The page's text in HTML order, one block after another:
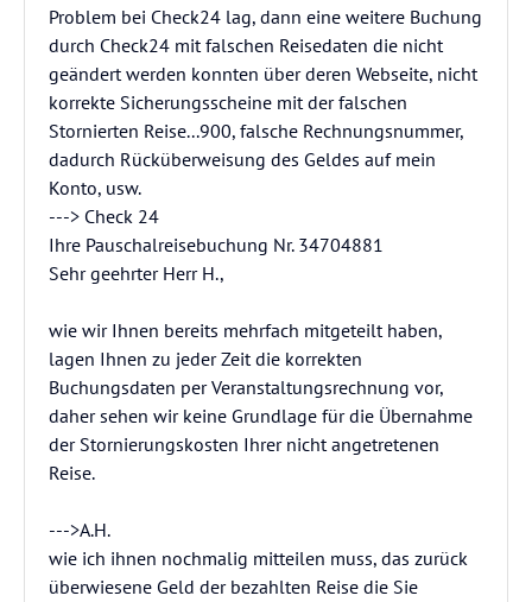
Problem bei Check24 lag, dann eine weitere Buchung
durch Check24 mit falschen Reisedaten die nicht
geändert werden konnten über deren Webseite, nicht
korrekte Sicherungsscheine mit der falschen
Stornierten Reise...900, falsche Rechnungsnummer,
dadurch Rücküberweisung des Geldes auf mein
Konto, usw.
---> Check 24
Ihre Pauschalreisebuchung Nr. 34704881
Sehr geehrter Herr H.,
wie wir Ihnen bereits mehrfach mitgeteilt haben,
lagen Ihnen zu jeder Zeit die korrekten
Buchungsdaten per Veranstaltungsrechnung vor,
daher sehen wir keine Grundlage für die Übernahme
der Stornierungskosten Ihrer nicht angetretenen
Reise.
--->A.H.
wie ich ihnen nochmalig mitteilen muss, das zurück
überwiesene Geld der bezahlten Reise die Sie